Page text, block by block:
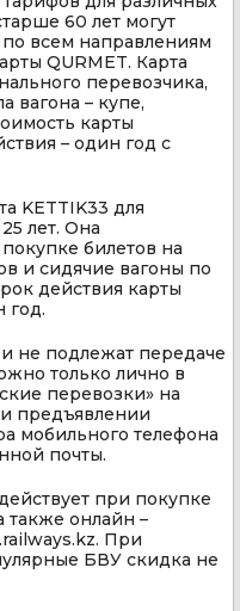
60 лет могут
по всем направлениям
QURMET. Карта
перевозчика,
вагона – купе,
карты
– один год с
KETTІK33 для
лет. Она
билетов на
и сидячие вагоны по
действия карты
год.
не подлежат передаче
только лично в
перевозки» на
предъявлении
мобильного телефона
почты.
при покупке
также онлайн –
При
БВУ скидка не